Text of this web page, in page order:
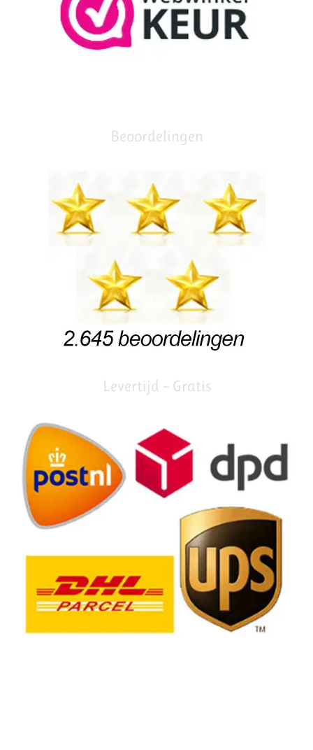
Beoordelingen
Levertijd – Gratis